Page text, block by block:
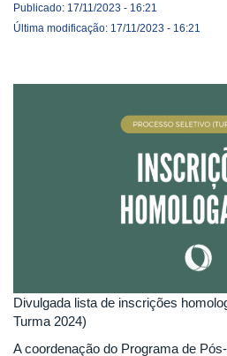
Publicado: 17/11/2023 - 16:21
Última modificação: 17/11/2023 - 16:21
Divulgada lista de inscrições
Turma 2024)
A coordenação do Programa de